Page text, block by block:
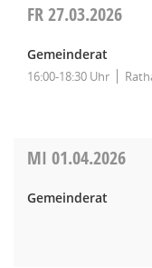
FR27.03.2026
Gemeinderat
16:00-18:30 Uhr
MI 01.04.2026
Gemeinderat